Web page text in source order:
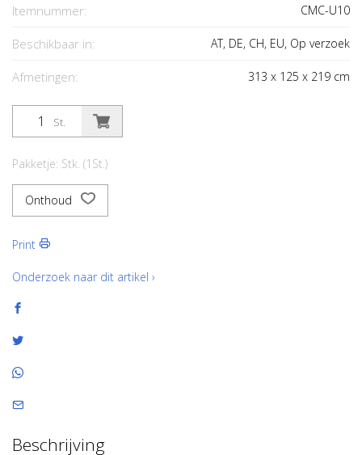
Itemnummer: CMC-U10
Beschikbaar in: AT, DE, CH, EU, Op verzoek
Afmetingen: 313 x 125 x 219 cm
St.
Pakketje: Stk. (1St.)
Onthoud
Print
Onderzoek naar dit artikel ›
Beschrijving